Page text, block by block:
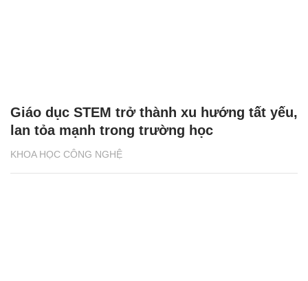
KHOA HỌC CÔNG NGHỆ
Giáo dục STEM trở thành xu hướng tất yếu,
lan tỏa mạnh trong trường học